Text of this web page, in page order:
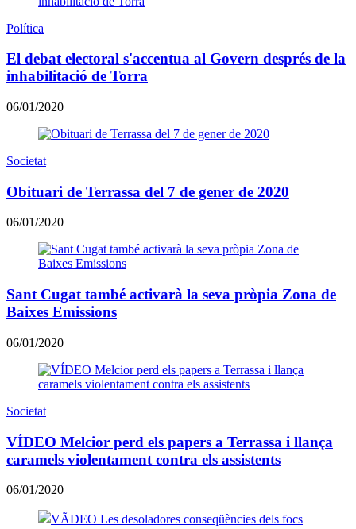
Política
El debat electoral s'accentua al Govern després de la
inhabilitació de Torra
06/01/2020
Societat
Obituari de Terrassa del 7 de gener de 2020
06/01/2020
Sant Cugat també activarà la seva pròpia Zona de
Baixes Emissions
06/01/2020
Societat
VÍDEO Melcior perd els papers a Terrassa i llança
caramels violentament contra els assistents
06/01/2020